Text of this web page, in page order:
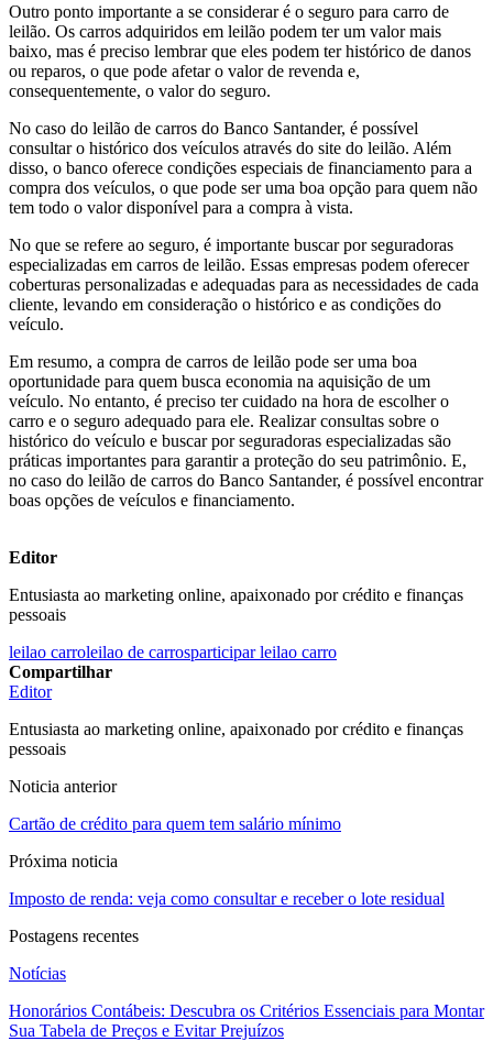
Outro ponto importante a se considerar é o seguro para carro de
leilão. Os carros adquiridos em leilão podem ter um valor mais
baixo, mas é preciso lembrar que eles podem ter histórico de danos
ou reparos, o que pode afetar o valor de revenda e,
consequentemente, o valor do seguro.
No caso do leilão de carros do Banco Santander, é possível
consultar o histórico dos veículos através do site do leilão. Além
disso, o banco oferece condições especiais de financiamento para a
compra dos veículos, o que pode ser uma boa opção para quem não
tem todo o valor disponível para a compra à vista.
No que se refere ao seguro, é importante buscar por seguradoras
especializadas em carros de leilão. Essas empresas podem oferecer
coberturas personalizadas e adequadas para as necessidades de cada
cliente, levando em consideração o histórico e as condições do
veículo.
Em resumo, a compra de carros de leilão pode ser uma boa
oportunidade para quem busca economia na aquisição de um
veículo. No entanto, é preciso ter cuidado na hora de escolher o
carro e o seguro adequado para ele. Realizar consultas sobre o
histórico do veículo e buscar por seguradoras especializadas são
práticas importantes para garantir a proteção do seu patrimônio. E,
no caso do leilão de carros do Banco Santander, é possível encontrar
boas opções de veículos e financiamento.
Editor
Entusiasta ao marketing online, apaixonado por crédito e finanças
pessoais
leilao carroleilao de carrosparticipar leilao carro
Compartilhar
Editor
Entusiasta ao marketing online, apaixonado por crédito e finanças
pessoais
Noticia anterior
Cartão de crédito para quem tem salário mínimo
Próxima noticia
Imposto de renda: veja como consultar e receber o lote residual
Postagens recentes
Notícias
Honorários Contábeis: Descubra os Critérios Essenciais para Montar
Sua Tabela de Preços e Evitar Prejuízos